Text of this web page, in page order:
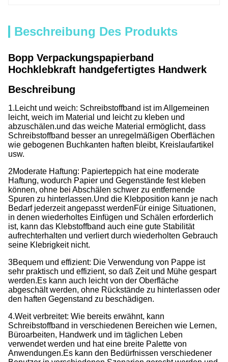
Beschreibung Des Produkts
Bopp Verpackungspapierband
Hochklebkraft handgefertigtes Handwerk
Beschreibung
1.Leicht und weich: Schreibstoffband ist im Allgemeinen
leicht, weich im Material und leicht zu kleben und
abzuschälen.und das weiche Material ermöglicht, dass
Schreibstoffband besser an unregelmäßigen Oberflächen
wie gebogenen Buchkanten haften bleibt, Kreislaufartikel
usw.
2Moderate Haftung: Papierteppich hat eine moderate
Haftung, wodurch Papier und Gegenstände fest kleben
können, ohne bei Abschälen schwer zu entfernende
Spuren zu hinterlassen.Und die Klebposition kann je nach
Bedarf jederzeit angepasst werdenFür einige Situationen,
in denen wiederholtes Einfügen und Schälen erforderlich
ist, kann das Klebstoffband auch eine gute Stabilität
aufrechterhalten und verliert durch wiederholten Gebrauch
seine Klebrigkeit nicht.
3Bequem und effizient: Die Verwendung von Pappe ist
sehr praktisch und effizient, so daß Zeit und Mühe gespart
werden.Es kann auch leicht von der Oberfläche
abgeschält werden, ohne Rückstände zu hinterlassen oder
den haften Gegenstand zu beschädigen.
4.Weit verbreitet: Wie bereits erwähnt, kann
Schreibstoffband in verschiedenen Bereichen wie Lernen,
Büroarbeiten, Handwerk und im täglichen Leben
verwendet werden und hat eine breite Palette von
Anwendungen.Es kann den Bedürfnissen verschiedener